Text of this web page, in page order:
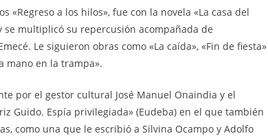
a los hilos», fue con la novela «La casa del
multiplicó su repercusión acompañada de
Le siguieron obras como «La caída», «Fin de fiesta»
mano en la trampa».
por el gestor cultural José Manuel Onaindia y el
Guido. Espía privilegiada» (Eudeba) en el que también
como una que le escribió a Silvina Ocampo y Adolfo